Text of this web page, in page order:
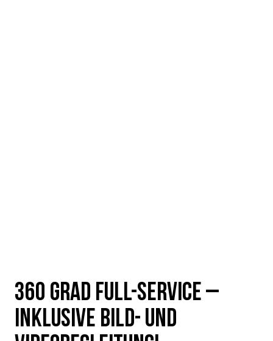
360 GRAD FULL-SERVICE –
INKLUSIVE BILD- UND